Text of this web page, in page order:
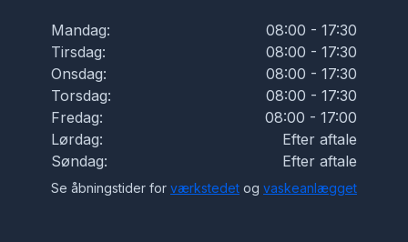
Mandag:
08:00 - 17:30
Tirsdag:
08:00 - 17:30
Onsdag:
08:00 - 17:30
Torsdag:
08:00 - 17:30
Fredag:
08:00 - 17:00
Lørdag:
Efter aftale
Søndag:
Efter aftale
Se åbningstider for værkstedet og vaskeanlægget